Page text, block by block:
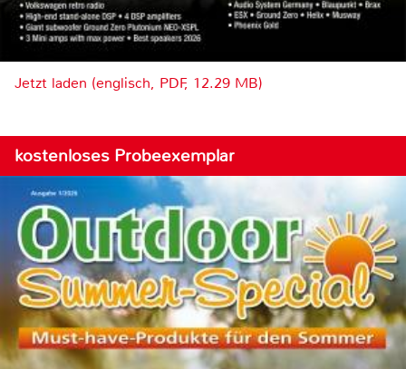
Jetzt laden (englisch, PDF, 12.29 MB)
kostenloses Probeexemplar